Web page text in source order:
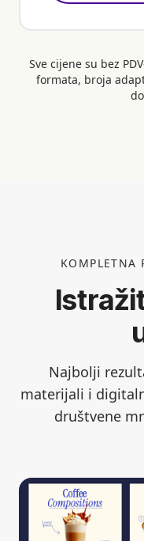
Sve cijene su bez
formata, broja
KOMPLETNA
Najbolji
materijali i
društvene